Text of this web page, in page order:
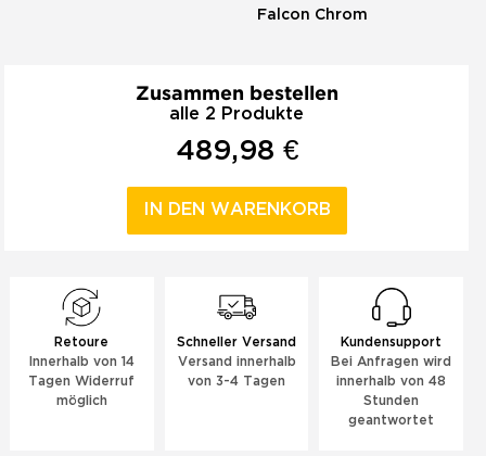
Falcon Chrom
Zusammen bestellen
alle 2 Produkte
489,98 €
IN DEN WARENKORB
Retoure
Innerhalb von 14
Tagen Widerruf
möglich
Schneller Versand
Versand innerhalb
von 3-4 Tagen
Kundensupport
Bei Anfragen wird
innerhalb von 48
Stunden
geantwortet